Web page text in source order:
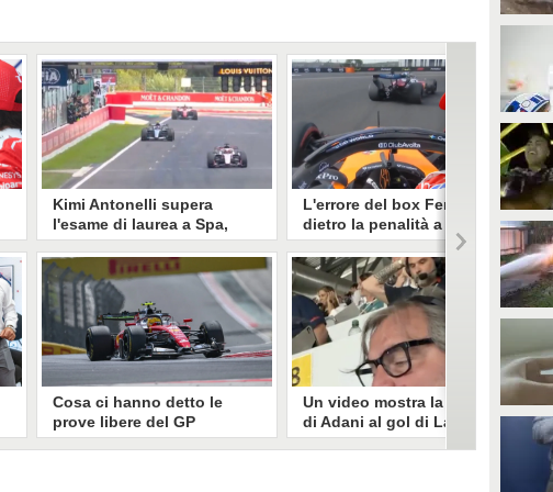
Kimi Antonelli supera
l'esame di laurea a Spa,
vince davanti a Leclerc e
allunga nel Mondiale F1
Kimi Antonelli vince il GP Belgio e
riallunga nel Mondiale Piloti. Il
pilota Mercedes precede Leclerc,
Verstappen ed Hamilton a Spa.
Cosa ci hanno detto le
prove libere del GP
Ungheria di F1: Ferrari vola,
L'errore del box Ferrari
dietro la penalità a
Hamilton a fine Q3 a
Budapest: "Problema di
comunicazione"
Lewis Hamilton ha perso tre
posizioni sulla griglia del GP
d'Ungheria per l'impeding su
Oscar Piastri. La FIA ha ricostruito
l'errore commesso dal box Ferrari,
ammesso anche dal pilota e da
Fred Vasseur.
Un video mostra la reazione
di Adani al gol di Lautaro
contro l'Inghilterra: